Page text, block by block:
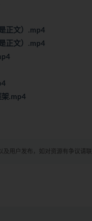
正文）.mp4
正文）.mp4
架.mp4
及用户发布，如对资源有争议请